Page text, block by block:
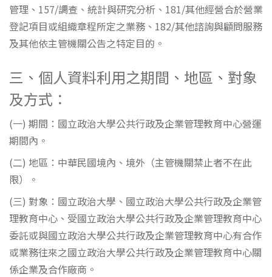
管理、157/調查、統計與研究分析、181/其他經營合於營業
登記項目或組織章程所定之業務、182/其他諮詢與顧問服務
及其他依主管機關公告之特定目的。
三、個人資料利用之期間、地區、對象
及方式：
(一) 期間：國立政治大學公共行政及企業管理教育中心營運
期間內。
(二) 地區：中華民國境內、境外（主管機關禁止者不在此
限）。
(三) 對象：國立政治大學、國立政治大學公共行政及企業管
理教育中心、受國立政治大學公共行政及企業管理教育中心
委託或與國立政治大學公共行政及企業管理教育中心有合作
或業務往來之國立政治大學公共行政及企業管理教育中心關
係企業及合作廠商。